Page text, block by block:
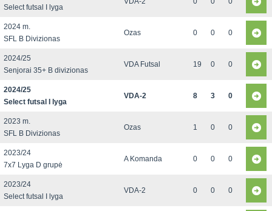
Select futsal I lyga
2024 m.
SFL B Divizionas
Ozas 0 0 0
2024/25
Senjorai 35+ B divizionas
VDA Futsal 19 0 0
2024/25
Select futsal I lyga
VDA-2 8 3 0
2023 m.
SFL B Divizionas
Ozas 1 0 0
2023/24
7x7 Lyga D grupė
A Komanda 0 0 0
2023/24
Select futsal I lyga
VDA-2 0 0 0